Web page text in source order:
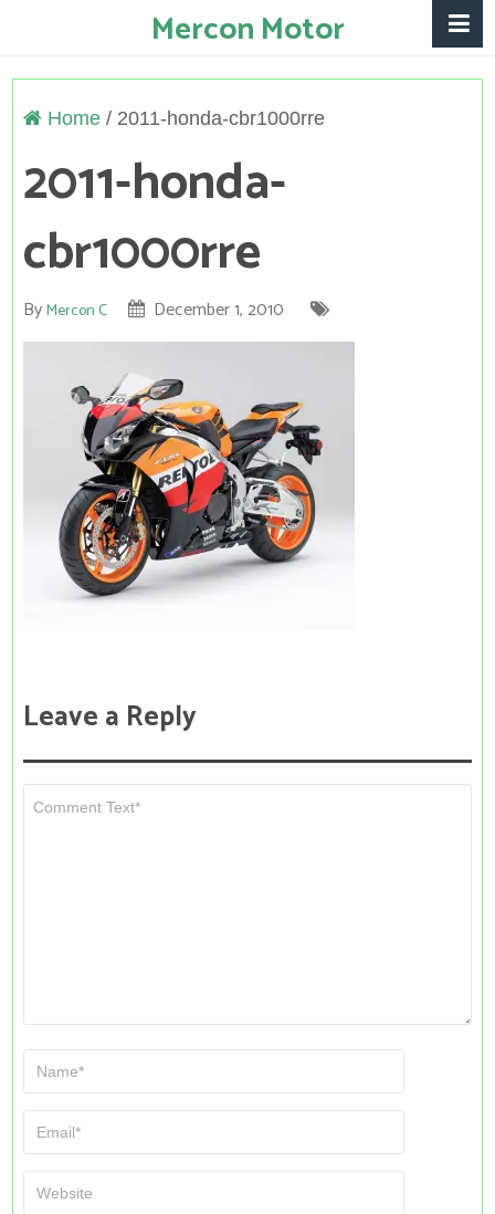
Mercon Motor
Home/ 2011-honda-cbr1000rre
2011-honda-
cbr1000rre
ByMercon C December 1, 2010
Leave a Reply